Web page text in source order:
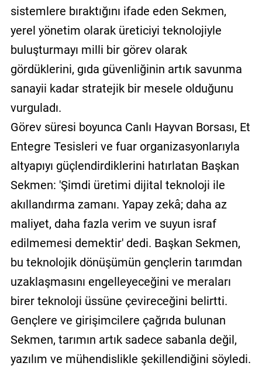
sistemlere bıraktığını ifade eden Sekmen,
yerel yönetim olarak üreticiyi teknolojiyle
buluşturmayı milli bir görev olarak
gördüklerini, gıda güvenliğinin artık savunma
sanayii kadar stratejik bir mesele olduğunu
vurguladı.
Görev süresi boyunca Canlı Hayvan Borsası, Et
Entegre Tesisleri ve fuar organizasyonlarıyla
altyapıyı güçlendirdiklerini hatırlatan Başkan
Sekmen: 'Şimdi üretimi dijital teknoloji ile
akıllandırma zamanı. Yapay zekâ; daha az
maliyet, daha fazla verim ve suyun israf
edilmemesi demektir' dedi. Başkan Sekmen,
bu teknolojik dönüşümün gençlerin tarımdan
uzaklaşmasını engelleyeceğini ve meraları
birer teknoloji üssüne çevireceğini belirtti.
Gençlere ve girişimcilere çağrıda bulunan
Sekmen, tarımın artık sadece sabanla değil,
yazılım ve mühendislikle şekillendiğini söyledi.